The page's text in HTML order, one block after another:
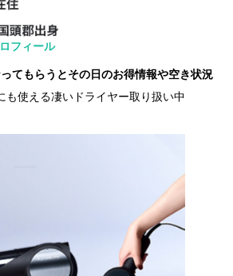
フィール
てもらうとその日のお得情報や空き状況
も使える凄いドライヤー取り扱い中